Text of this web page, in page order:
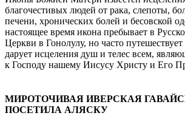
благочестивых людей от рака, слепоты,
печени, хронических болей и бесовской
настоящее время икона пребывает в
Церкви в Гонолулу, но часто
дарует исцеления душ и телес всем,
к Господу нашему Иисусу Христу и Его
МИРОТОЧИВАЯ ИВЕРСКАЯ
ПОСЕТИЛА АЛЯСКУ